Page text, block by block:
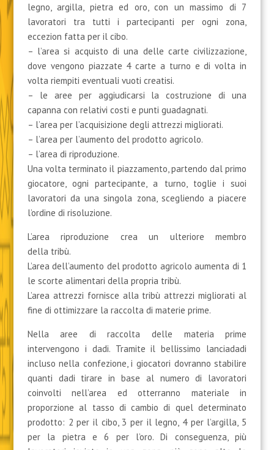
legno, argilla, pietra ed oro, con un massimo di 7
lavoratori tra tutti i partecipanti per ogni zona,
eccezion fatta per il cibo.
– l’area si acquisto di una delle carte civilizzazione,
dove vengono piazzate 4 carte a turno e di volta in
volta riempiti eventuali vuoti creatisi.
– le aree per aggiudicarsi la costruzione di una
capanna con relativi costi e punti guadagnati.
– l’area per l’acquisizione degli attrezzi migliorati.
– l’area per l’aumento del prodotto agricolo.
– l’area di riproduzione.
Una volta terminato il piazzamento, partendo dal primo
giocatore, ogni partecipante, a turno, toglie i suoi
lavoratori da una singola zona, scegliendo a piacere
l’ordine di risoluzione.
L’area riproduzione crea un ulteriore membro
della tribù.
L’area dell’aumento del prodotto agricolo aumenta di 1
le scorte alimentari della propria tribù.
L’area attrezzi fornisce alla tribù attrezzi migliorati al
fine di ottimizzare la raccolta di materie prime.
Nella aree di raccolta delle materia prime
intervengono i dadi. Tramite il bellissimo lanciadadi
incluso nella confezione, i giocatori dovranno stabilire
quanti dadi tirare in base al numero di lavoratori
coinvolti nell’area ed otterranno materiale in
proporzione al tasso di cambio di quel determinato
prodotto: 2 per il cibo, 3 per il legno, 4 per l’argilla, 5
per la pietra e 6 per l’oro. Di conseguenza, più